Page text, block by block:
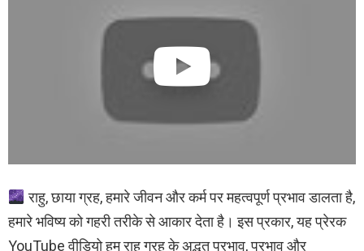
राहु, छाया ग्रह, हमारे जीवन और कर्म पर महत्वपूर्ण प्रभाव डालता है,
हमारे भविष्य को गहरी तरीके से आकार देता है। इस प्रकार, यह प्रेरक
YouTube वीडियो हम राहु ग्रह के अद्भुत प्रभाव, प्रभाव और